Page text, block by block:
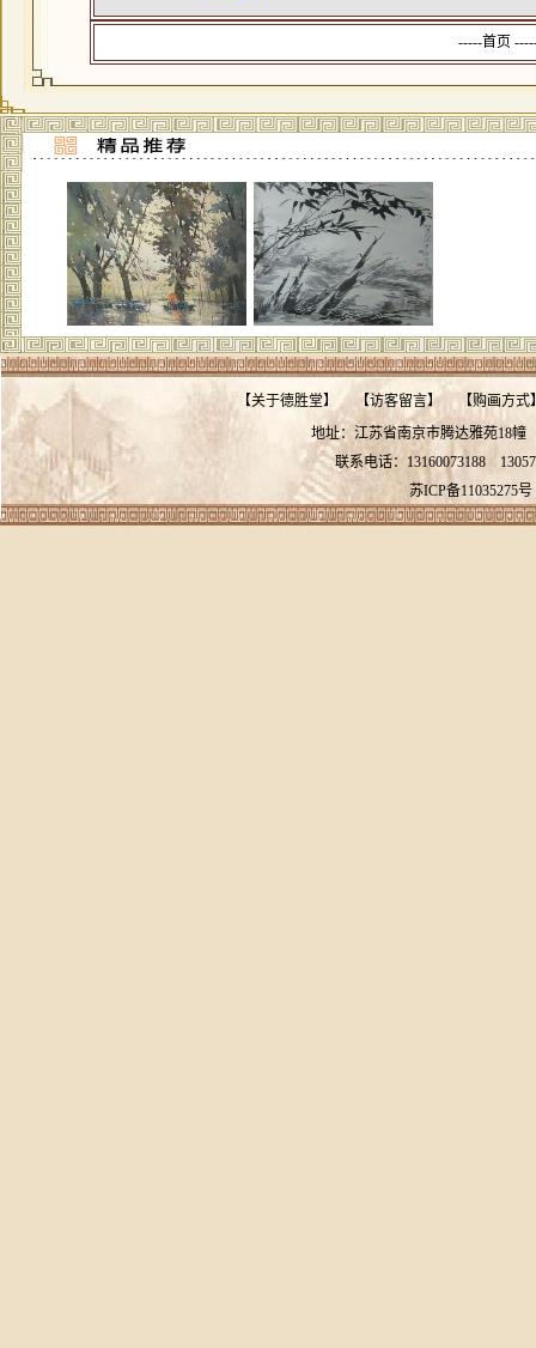
-----首页
【关于德胜堂】 【访客留言】 【购画方式
地址：江苏省南京市腾达雅苑
联系电话：13160073188
苏ICP备11035275号